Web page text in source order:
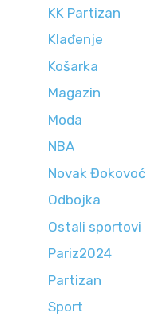
KK Partizan
Klađenje
Košarka
Magazin
Moda
NBA
Novak Đokovoć
Odbojka
Ostali sportovi
Pariz2024
Partizan
Sport